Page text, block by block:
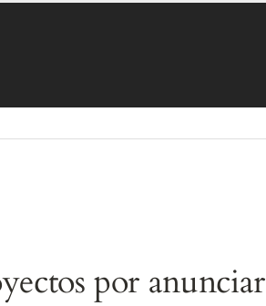
por anunciar